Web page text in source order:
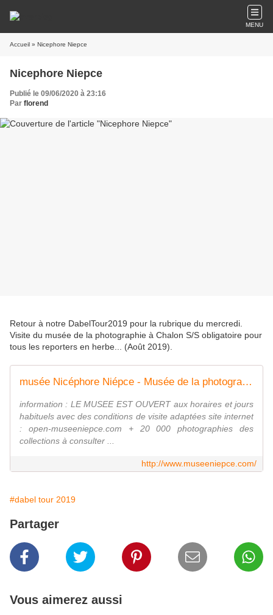
MENU
Accueil » Nicephore Niepce
Nicephore Niepce
Publié le 09/06/2020 à 23:16
Par florend
Retour à notre DabelTour2019 pour la rubrique du mercredi.
Visite du musée de la photographie à Chalon S/S obligatoire pour
tous les reporters en herbe... (Août 2019).
musée Nicéphore Niépce - Musée de la photographie - Accueil FR
information : LE MUSEE EST OUVERT aux horaires et jours
habituels avec des conditions de visite adaptées site internet
: open-museeniepce.com + 20 000 photographies des
collections à consulter ...
http://www.museeniepce.com/
#dabel tour 2019
Partager
Vous aimerez aussi